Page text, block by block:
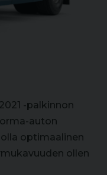
-palkinnon
auton
optimaalinen
ollen